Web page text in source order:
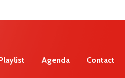
Agenda Contact